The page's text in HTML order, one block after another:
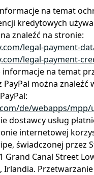
na temat
kredytowych
znaleźć na stronie:
legal-payment-
legal-payment-
informacje na temat
PayPal można znaleźć
de/webapps/mpp/
dostawcy usług
internetowej
świadczonej przez
Grand Canal Street
Irlandia.